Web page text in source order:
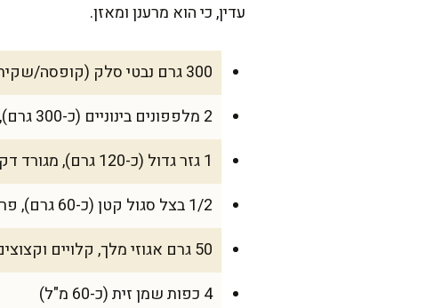
עדין, כי הוא מרענן ומאזן.
300 גרם נבטי סלק (קופסה/שקית אחת גדולה)
2 מלפפונים בינוניים (כ-300 גרם), חתוכים לקוביות קטנות
1 גזר גדול (כ-120 גרם), מגורד דק
1/2 בצל סגול קטן (כ-60 גרם), פרוס דק דק
50 גרם אגוזי מלך, קלויים וקצוצים גס
4 כפות שמן זית (כ-60 מ"ל)